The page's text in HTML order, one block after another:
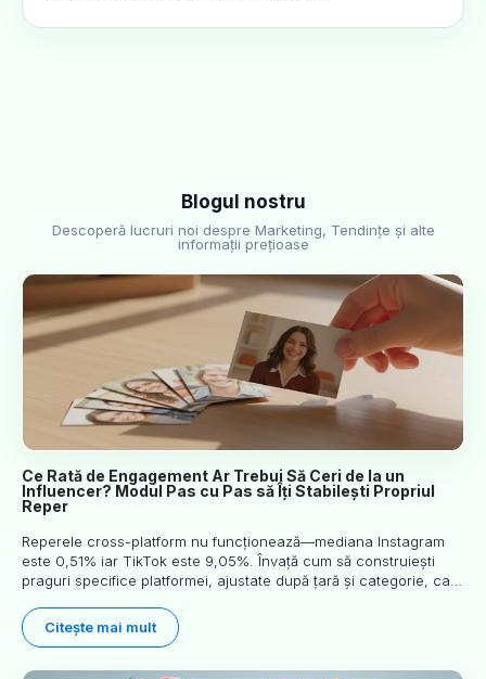
Blogul nostru
Descoperă lucruri noi despre Marketing, Tendințe și alte
informații prețioase
Ce Rată de Engagement Ar Trebui Să Ceri de la un
Influencer? Modul Pas cu Pas să Îți Stabilești Propriul
Reper
Reperele cross-platform nu funcționează—mediana Instagram
este 0,51% iar TikTok este 9,05%. Învață cum să construiești
praguri specifice platformei, ajustate după țară și categorie, care
Citește mai mult